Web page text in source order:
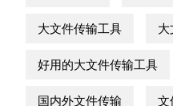
大文件传输工具 大
好用的大文件传输工具
国内外文件传输 文